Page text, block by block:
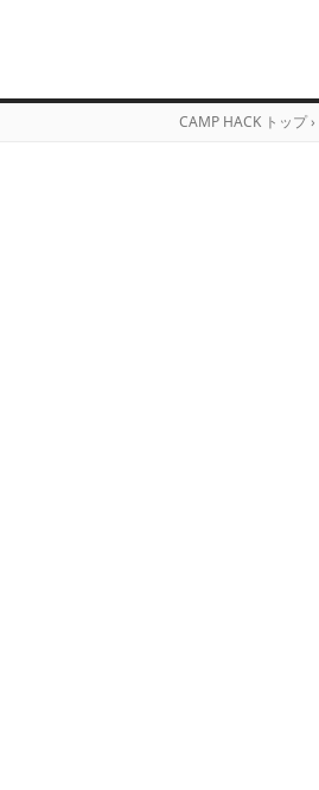
CAMP HACK トップ ›